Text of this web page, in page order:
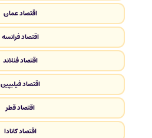
اقتصاد عمان
اقتصاد فرانسه
اقتصاد فنلاند
اقتصاد فیلیپین
اقتصاد قطر
اقتصاد کانادا